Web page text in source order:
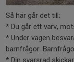
Så här går det till;
* Du går ett varv,
* Under vägen
barnfrågor.
* Din svarsrad